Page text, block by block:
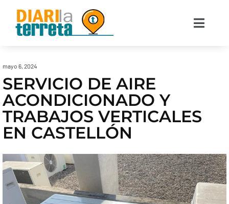
mayo 6, 2024
SERVICIO DE AIRE
ACONDICIONADO Y
TRABAJOS VERTICALES
EN CASTELLÓN